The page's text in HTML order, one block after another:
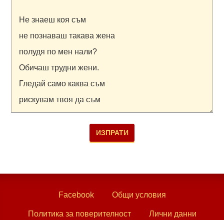
Facebook Общи условия
Политика за поверителност Лични данни